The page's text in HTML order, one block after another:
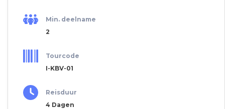
Min. deelname
2
Tourcode
I-KBV-01
Reisduur
4 Dagen